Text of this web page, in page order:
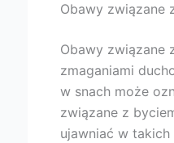
Obawy związane
Obawy związane
zmaganiami
w snach może
związane z
ujawniać w takich